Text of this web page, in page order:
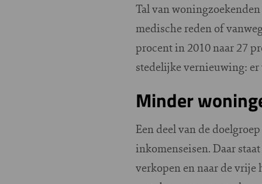
Tal van
medische reden of
procent in 2010 naar 27
stedelijke vernieuwing:
Minder
Een deel van de
inkomenseisen. Daar
verkopen en naar de vrije